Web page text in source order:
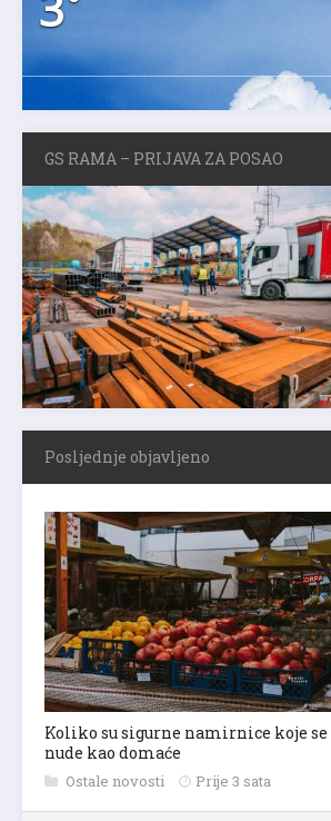
GS RAMA – PRIJAVA ZA POSAO
Posljednje objavljeno
Koliko su sigurne namirnice koje
nude kao domaće
Ostale novosti Prije 3 sata